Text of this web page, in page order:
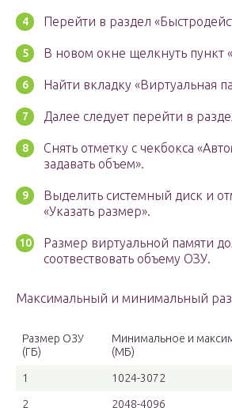
Перейти в раздел
В новом окне щелкнуть пункт
Найти вкладку «Виртуальная
Далее следует перейти в
Снять отметку с чекбокса
задавать объем».
Выделить системный диск и
«Указать размер».
Размер виртуальной памяти
соотвествовать объему ОЗУ.
Максимальный и минимальный
Размер ОЗУ
(ГБ)
Минимальное и
(МБ)
1 1024-3072
2 2048-4096